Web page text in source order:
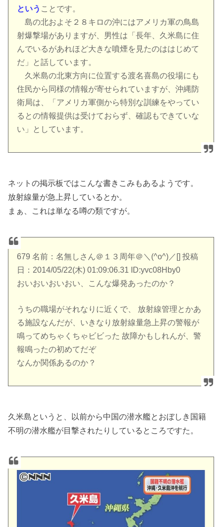
という ことです。
島の北およそ２８キロの沖にはアメリカ軍の鳥島
射爆撃場がありますが、男性は「長年、久米島に住
んでいるがあれほど大きな噴煙を見たのははじめて
だ」と話しています。
久米島の北東方向に位置する渡名喜島の役場にも
住民から同様の情報が寄せられていますが、沖縄防
衛局は、「アメリカ軍側から特別な訓練をやってい
るとの情報提供は受けておらず、確認もできていな
い」としています。
ネットの掲示板ではこんな書きこみもあるようです。
放射線量が急上昇しているとか。
まぁ、これは単なる噂の類ですが。
679 名前：名無しさん＠１３周年＠＼(^o^)／[] 投稿
日：2014/05/22(木) 01:09:06.31 ID:yvc08Hby0
おいおいおいおい、こんな爆発あったのか？
うちの職場がそれなりに近くで、 放射線管理とかあ
る施設なんだが、いきなり放射線量急上昇の警報が
鳴ってめちゃくちゃビビった 故障かもしれんが、警
報鳴ったの初めてだぞ
なんか関係あるのか？
久米島というと、以前から中国の潜水艦とおぼしき国籍
不明の潜水艦が目撃されたりしているところですた。